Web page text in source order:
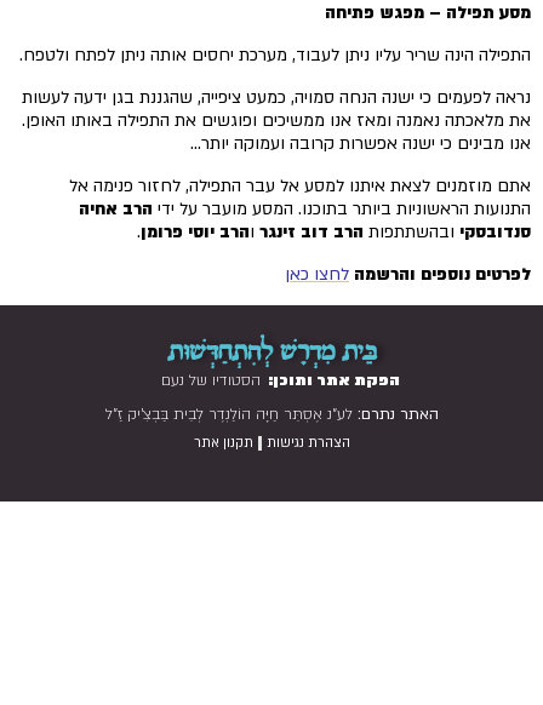
מסע תפילה – מפגש פתיחה
התפילה הינה שריר עליו ניתן לעבוד, מערכת יחסים אותה ניתן לפתח ולטפח.
נראה לפעמים כי ישנה הנחה סמויה, כמעט ציפייה, שהגננת בגן ידעה לעשות
את מלאכתה נאמנה ומאז אנו ממשיכים ופוגשים את התפילה באותו האופן.
אנו מבינים כי ישנה אפשרות קרובה ועמוקה יותר…
אתם מוזמנים לצאת איתנו למסע אל עבר התפילה, לחזור פנימה אל
התנועות הראשוניות ביותר בתוכנו. המסע מועבר על ידי הרב אחיה
סנדובסקי ובהשתתפות הרב דוב זינגר והרב יוסי פרומן.
לפרטים נוספים והרשמה לחצו כאן
בֵּית מִדְרָשׁ לְהִתְחַדְּשׁוּת
הפקת אתר ותוכן: הסטודיו של נעם
האתר נתרם:לע"נ אֶסְתֵּר חַיָּה הוֹלַנְדֶר לְבֵית בַּבְצִ'יק זַ"ל
הצהרת נגישות | תקנון אתר